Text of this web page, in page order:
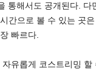
통해서도 공개된다. 다
간으로 볼 수 있는 곳
빠르다.
유롭게 코스트리밍 할